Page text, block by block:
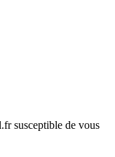
susceptible de vous